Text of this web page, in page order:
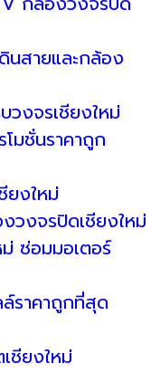
สายและกล้อง
งจรเชียงใหม่
มชั่นราคาถูก
งใหม่
วงจรปิดเชียงใหม่
ซ่อมมอเตอร์
ราคาถูกที่สุด
ชียงใหม่